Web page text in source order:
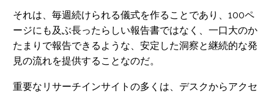
それは、毎週続けられる儀式を作ることであり、100ペ
ージにも及ぶ長ったらしい報告書ではなく、一口大のか
たまりで報告できるような、安定した洞察と継続的な発
見の流れを提供することなのだ。
重要なリサーチインサイトの多くは、デスクからアクセ